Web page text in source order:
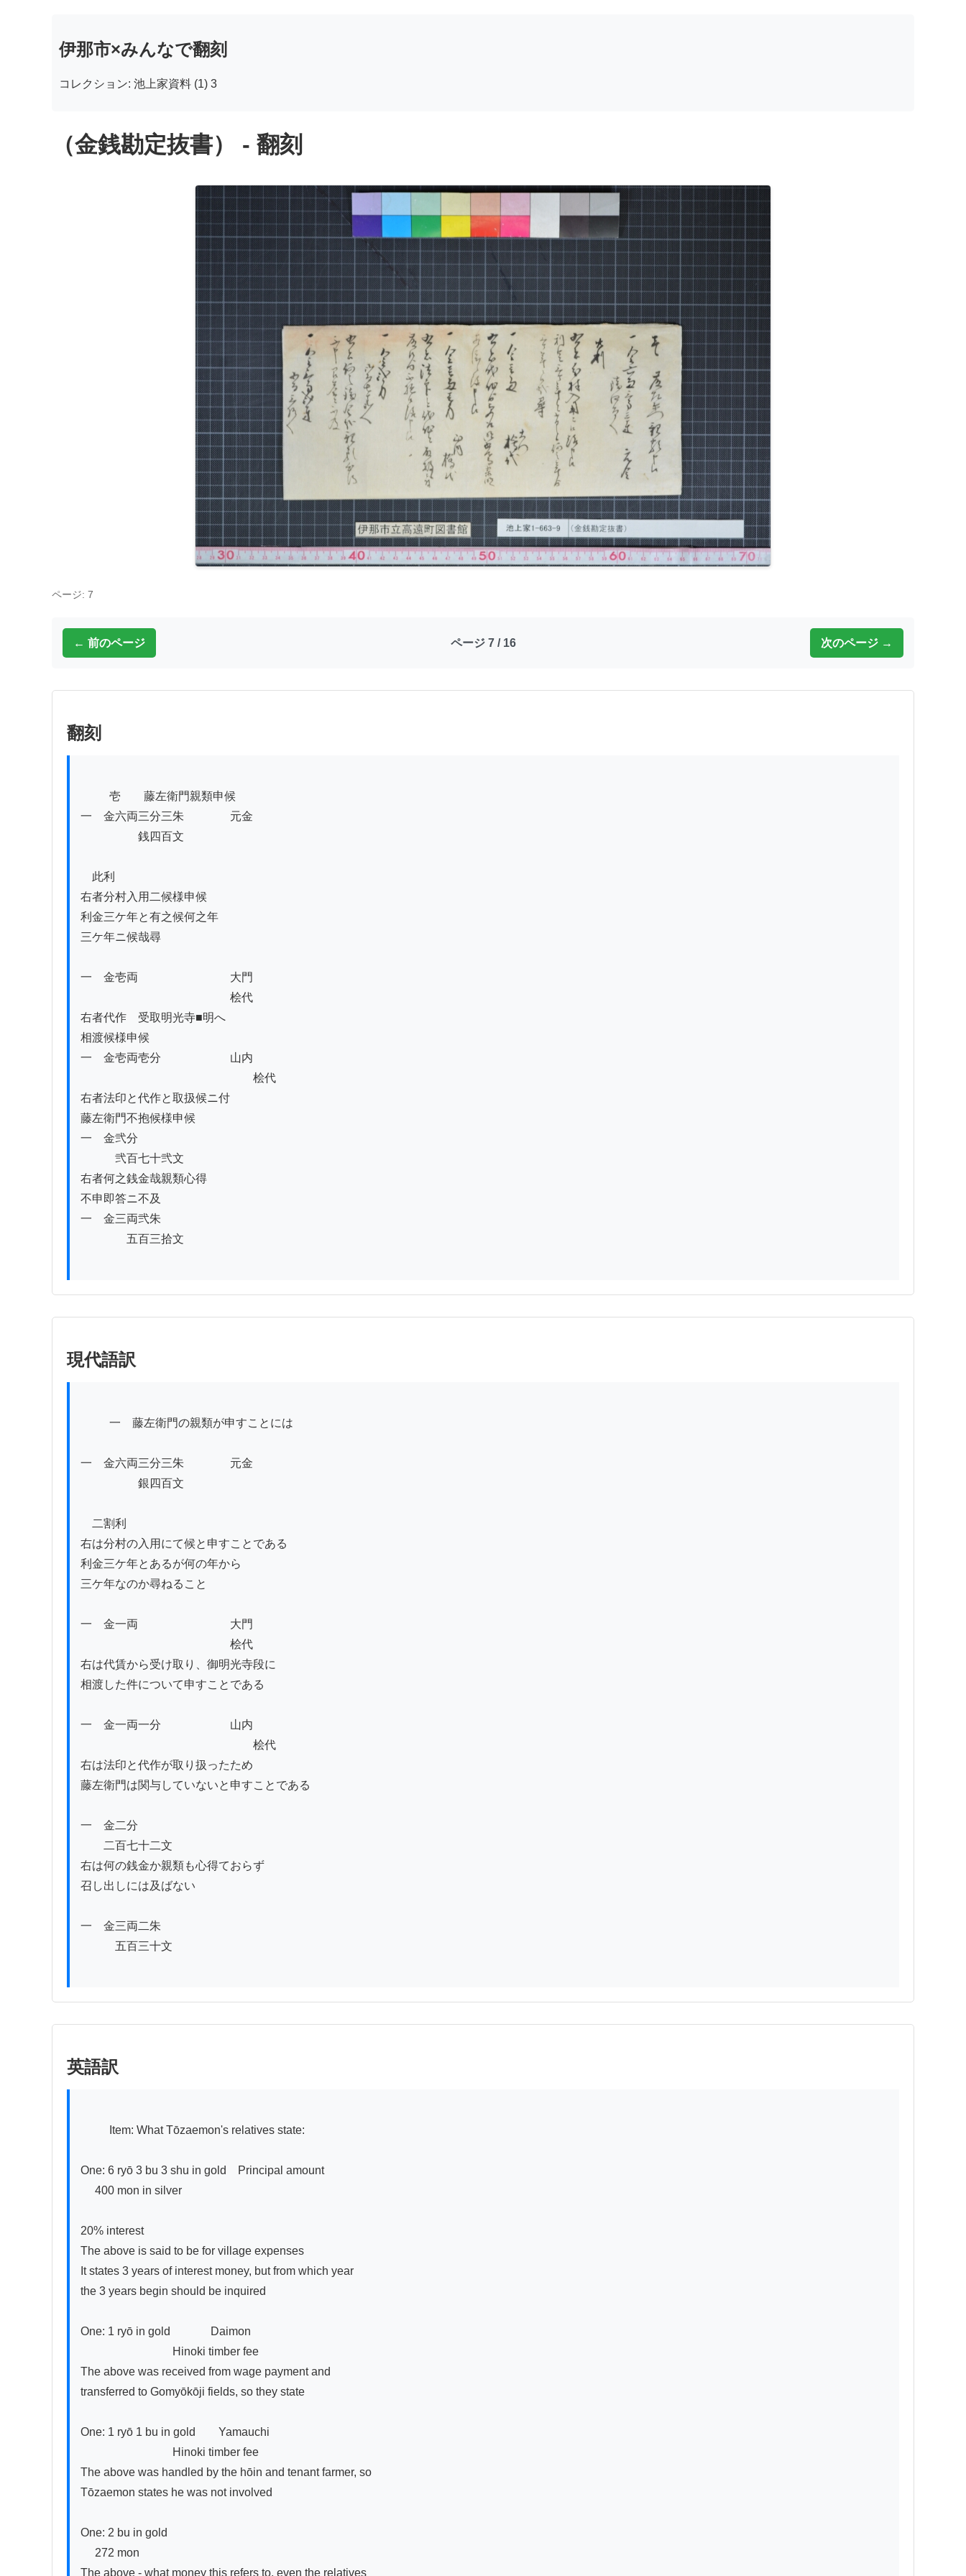
伊那市×みんなで翻刻
コレクション: 池上家資料 (1) 3
（金銭勘定抜書） - 翻刻
ページ: 7
← 前のページ ページ 7 / 16 次のページ →
翻刻
一　金六両三分三朱　　　　元金
銭四百文
此利
右者分村入用二候様申候
利金三ケ年と有之候何之年ゟ
三ケ年ニ候哉尋
一　金壱両　　　　　　　　大門
桧代
右者代作ゟ受取明光寺■明へ
相渡候様申候
一　金壱両壱分　　　　　　山内
桧代
右者法印と代作と取扱候ニ付
藤左衛門不抱候様申候
一　金弐分
弐百七十弐文
右者何之銭金哉親類心得
不申即答ニ不及
一　金三両弐朱
五百三拾文
現代語訳
一　金六両三分三朱　　　　元金
銀四百文
二割利
右は分村の入用にて候と申すことである
利金三ケ年とあるが何の年から
三ケ年なのか尋ねること
一　金一両　　　　　　　　大門
桧代
右は代賃から受け取り、御明光寺段に
相渡した件について申すことである
一　金一両一分　　　　　　山内
桧代
右は法印と代作が取り扱ったため
藤左衛門は関与していないと申すことである
一　金二分
二百七十二文
右は何の銭金か親類も心得ておらず
召し出しには及ばない
一　金三両二朱
五百三十文
英語訳
One: 6 ryō 3 bu 3 shu in gold    Principal amount
20% interest
The above is said to be for village expenses
It states 3 years of interest money, but from which year
the 3 years begin should be inquired
One: 1 ryō in gold              Daimon
The above was received from wage payment and
transferred to Gomyōkōji fields, so they state
One: 1 ryō 1 bu in gold        Yamauchi
The above was handled by the hōin and tenant farmer, so
Tōzaemon states he was not involved
One: 2 bu in gold
The above - what money this refers to, even the relatives